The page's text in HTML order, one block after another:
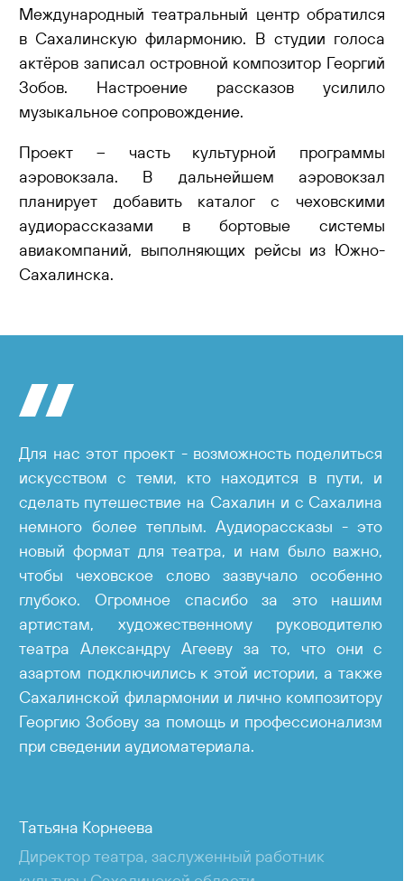
Международный театральный центр обратился
в Сахалинскую филармонию. В студии голоса
актёров записал островной композитор Георгий
Зобов. Настроение рассказов усилило
музыкальное сопровождение.
Проект – часть культурной программы
аэровокзала. В дальнейшем аэровокзал
планирует добавить каталог с чеховскими
аудиорассказами в бортовые системы
авиакомпаний, выполняющих рейсы из Южно-
Сахалинска.
Для нас этот проект - возможность поделиться
искусством с теми, кто находится в пути, и
сделать путешествие на Сахалин и с Сахалина
немного более теплым. Аудиорассказы - это
новый формат для театра, и нам было важно,
чтобы чеховское слово зазвучало особенно
глубоко. Огромное спасибо за это нашим
артистам, художественному руководителю
театра Александру Агееву за то, что они с
азартом подключились к этой истории, а также
Сахалинской филармонии и лично композитору
Георгию Зобову за помощь и профессионализм
при сведении аудиоматериала.
Татьяна Корнеева
Директор театра, заслуженный работник